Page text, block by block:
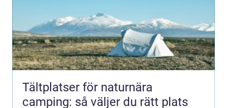
Tältplatser för naturnära
camping: så väljer du rätt plats